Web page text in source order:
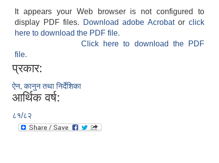
It appears your Web browser is not configured to
display PDF files.
Download adobe Acrobatorclick
here to download the PDF file.
Click here to download the PDF
file.
प्रकार:
ऐन, कानुन तथा निर्देशिका
आर्थिक वर्ष:
८१/८२